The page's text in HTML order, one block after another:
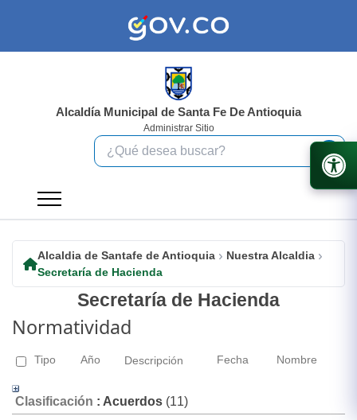
Alcaldía Municipal de Santa Fe De Antioquia
Administrar Sitio
Alcaldia de Santafe de Antioquia
Nuestra Alcaldia
Secretaría de Hacienda
Secretaría de Hacienda
Normatividad
Tipo Año Descripción Fecha Nombre
Clasificación : Acuerdos ‎(11)